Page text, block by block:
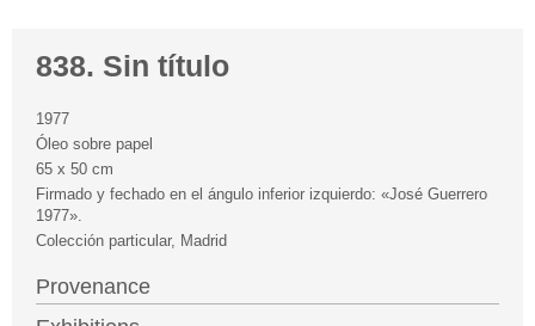
838. Sin título
1977
Óleo sobre papel
65 x 50 cm
Firmado y fechado en el ángulo inferior izquierdo: «José Guerrero
1977».
Colección particular, Madrid
Provenance